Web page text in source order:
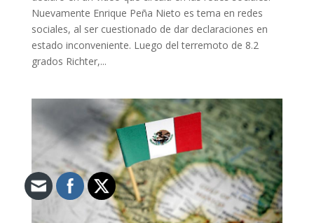
Nuevamente Enrique Peña Nieto es tema en redes
sociales, al ser cuestionado de dar declaraciones en
estado inconveniente. Luego del terremoto de 8.2
grados Richter,...